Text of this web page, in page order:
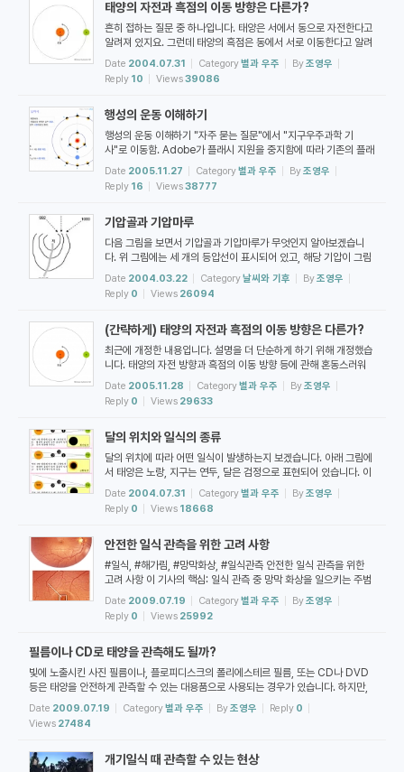
이 풍부하게 출현하였습니다. 바다가 얕아서 해수면이 높았기 때문
에 대륙의 내륙까지 침수되었습니다. 초대륙인 곤드와나 대륙은 이
쯤에 형성이 ...
태양의 자전과 흑점의 이동 방향은 다른가?
흔히 접하는 질문 중 하나입니다. 태양은 서에서 동으로 자전한다고
알려져 있지요. 그런데 태양의 흑점은 동에서 서로 이동한다고 알려
져 있습니다. 태양의 흑점이 태양의 자전을 따라 이동하는 것이라면
왜 이 두 가지 진술이 서로 상반될까요? 자전은 서에서 동으로 하는
데, 흑점은 왜 동에서 서로 이동하냐는 겁니다. 결론부터 간단하게
에서 서로 이동한다"고 말할 때, 관측자의 위치가 다르기 때문에 이
런 혼동이 나타납니다. "태양이 서에서 동으로 자전한다"고 말...
Date 2004.07.31 Category별과 우주 By조영우
Reply 10 Views39086
행성의 운동 이해하기
행성의 운동 이해하기 "자주 묻는 질문"에서 "지구우주과학 기
사"로 이동함. Adobe가 플래시 지원을 중지함에 따라 기존의 플래
시 동영상을 MP4로 변환하였습니다. 7차 교육과정 고등학교 1학
년 과학의 태양계와 은하 단원에는 "행성의 관측" 주제가 있습니다.
학생들이 가장 이해하기 어려워 하는 부분 중 하나입니다. 머리 속에
지평면과 천체의 궤도 사이의 관계 등을 이해하는 부분이 가장 어려
운 것 같습니다. 이 부분을 문서를 통해서 설명한다는 것 역시 무척
어려...
Date 2005.11.27 Category별과 우주 By조영우
Reply 16 Views38777
기압골과 기압마루
다음 그림을 보면서 기압골과 기압마루가 무엇인지 알아보겠습니
다. 위 그림에는 세 개의 등압선이 표시되어 있고, 해당 기압이 그림
의 오른쪽에 숫자로 표시되어 있습니다. 가장 아래쪽의 등압선은 10
20 hPa을 나타내며, 그 위로 각각 1016 hPa, 1012 hPa을 나타
냅니다. 이 등압선들을 가로지르도록 귤색의 가로줄을 그었습니다.
면서 기압을 확인해보도록 하지요. 이 가로줄은 가장 먼저 1012 hP
a의 등압선과 만납니다. 그 다음 1016 hPa, 1020 hPa과 만납니
다. 이 기압 ...
Date 2004.03.22 Category날씨와 기후 By조영우
Reply 0 Views 26094
(간략하게) 태양의 자전과 흑점의 이동 방향은 다른가?
최근에 개정한 내용입니다. 설명을 더 단순하게 하기 위해 개정했습
니다. 태양의 자전 방향과 흑점의 이동 방향 등에 관해 혼동스러워
하시는 분들이 많습니다. 이런 혼동은 관측 기준 위치를 명시하지 않
은 채 사용하기 때문입니다. 1) 천구의 북극에서 내려다 볼 때를 기
준으로 하는가, 또는 2) 지평면의 방위를 기준으로 하는가에 따라
기준좌표계가 다르다고 합니다. 앞의 것은 적도좌표계, 뒤의 것은 지
평좌표계에 해당합니다. 적도좌표계를 기준으로 할 때, 다시 말...
Date 2005.11.28 Category별과 우주 By조영우
Reply 0 Views 29633
달의 위치와 일식의 종류
달의 위치에 따라 어떤 일식이 발생하는지 보겠습니다. 아래 그림에
서 태양은 노랑, 지구는 연두, 달은 검정으로 표현되어 있습니다. 이
그림의 위쪽이 황도의 북극, 아래쪽이 황도의 남극 방향입니다. 달이
(1), (2), (3)의 위치에 있을 때 각각 개기일식, 금환일식, 부분일식
이 일어납니다. 달이 1의 위치에 있다고 하더라도, 지구상의 위치에
학 | 유튜브 채널 | 3D 지구과학 | 가상지구과학 VirGL | Youngw
oo Cho Photography
Date 2004.07.31 Category별과 우주 By조영우
Reply 0 Views 18668
안전한 일식 관측을 위한 고려 사항
#일식, #해가림, #망막화상, #일식관측 안전한 일식 관측을 위한
고려 사항 이 기사의 핵심: 일식 관측 중 망막 화상을 일으키는 주범
은 태양의 적외선 복사이며, 자외선 또한 수정체와 망막 등에 심각한
손상을 일으킬 수 있습니다. 생활 주변에서 구할 수 있는 필터들(C
D/DVD, 과자봉지, 선글래스, 사진 필름 등)은 태양을 직접 보는 동
니다. 일식 중 태양의 대부분이 가려지고 아주 조금만 노출되었다고
하더라도, 태양면에서 오는 복사의 세기는 약해지지 않습니다. 망...
Date 2009.07.19 Category별과 우주 By조영우
Reply 0 Views 25992
필름이나 CD로 태양을 관측해도 될까?
빛에 노출시킨 사진 필름이나, 플로피디스크의 폴리에스테르 필름, 또는 CD나 DVD
등은 태양을 안전하게 관측할 수 있는 대용품으로 사용되는 경우가 있습니다. 하지만,
이들을 이용하여 태양을 관측하는 것은 안전하지 않습니다. 그것은 이 도구들이 가시광
은 차단해주지만, 적외선을 효율적으로 차단하지 못하기 때문입니다. 햇빛 속에 적외선
은 가시광만큼이나 풍부하게 포함되어 있습니다. 적외선이 우리 눈에 보이지는 않지만,
있습니다. 보다 자세...
Date 2009.07.19 Category별과 우주 By조영우 Reply 0
Views 27484
개기일식 때 관측할 수 있는 현상